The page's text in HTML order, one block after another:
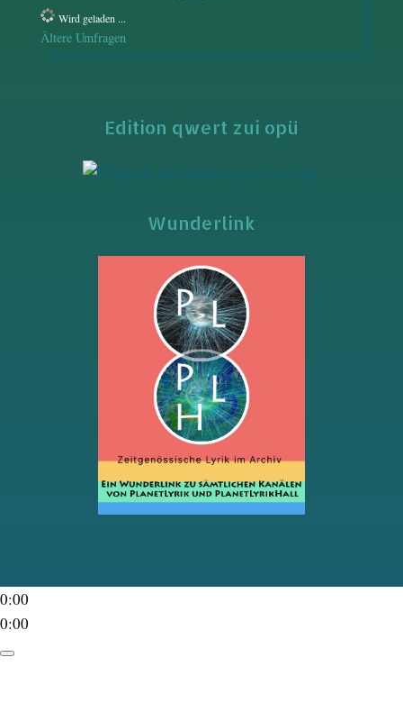
Wird geladen ...
Ältere Umfragen
Edition qwert zui opü
Wunderlink
0:00
0:00